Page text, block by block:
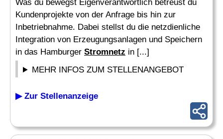
Was du bewegst Eigenverantwortlich betreust du
Kundenprojekte von der Anfrage bis hin zur
Inbetriebnahme. Dabei stellst du die netzdienliche
Integration von Erzeugungsanlagen und Speichern
in das Hamburger Stromnetz in [...]
MEHR INFOS ZUM STELLENANGEBOT
▶ Zur Stellenanzeige